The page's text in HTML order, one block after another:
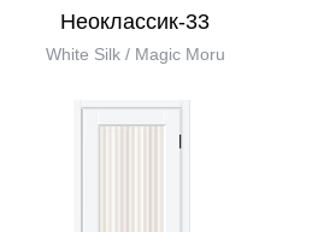
Неоклассик-33
White Silk / Magic Moru